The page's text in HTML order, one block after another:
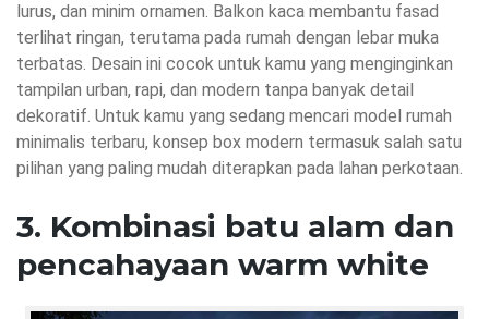
lurus, dan minim ornamen. Balkon kaca membantu fasad
terlihat ringan, terutama pada rumah dengan lebar muka
terbatas. Desain ini cocok untuk kamu yang menginginkan
tampilan urban, rapi, dan modern tanpa banyak detail
dekoratif. Untuk kamu yang sedang mencari model rumah
minimalis terbaru, konsep box modern termasuk salah satu
pilihan yang paling mudah diterapkan pada lahan perkotaan.
3. Kombinasi batu alam dan
pencahayaan warm white